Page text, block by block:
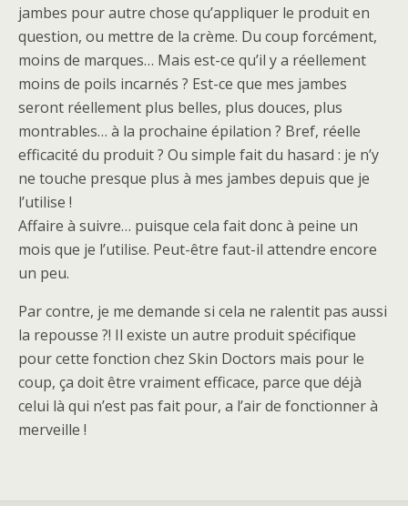
jambes pour autre chose qu’appliquer le produit en
question, ou mettre de la crème. Du coup forcément,
moins de marques… Mais est-ce qu’il y a réellement
moins de poils incarnés ? Est-ce que mes jambes
seront réellement plus belles, plus douces, plus
montrables… à la prochaine épilation ? Bref, réelle
efficacité du produit ? Ou simple fait du hasard : je n’y
ne touche presque plus à mes jambes depuis que je
l’utilise !
Affaire à suivre… puisque cela fait donc à peine un
mois que je l’utilise. Peut-être faut-il attendre encore
un peu.
Par contre, je me demande si cela ne ralentit pas aussi
la repousse ?! Il existe un autre produit spécifique
pour cette fonction chez Skin Doctors mais pour le
coup, ça doit être vraiment efficace, parce que déjà
celui là qui n’est pas fait pour, a l’air de fonctionner à
merveille !